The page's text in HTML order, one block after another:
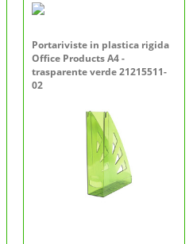
Portariviste in plastica rigida
Office Products A4 -
trasparente verde 21215511-
02